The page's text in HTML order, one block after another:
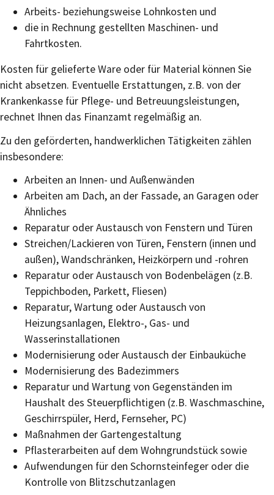
Arbeits- beziehungsweise Lohnkosten und
die in Rechnung gestellten Maschinen- und
Fahrtkosten.
Kosten für gelieferte Ware oder für Material können Sie
nicht absetzen. Eventuelle Erstattungen, z.B. von der
Krankenkasse für Pflege- und Betreuungsleistungen,
rechnet Ihnen das Finanzamt regelmäßig an.
Zu den geförderten, handwerklichen Tätigkeiten zählen
insbesondere:
Arbeiten an Innen- und Außenwänden
Arbeiten am Dach, an der Fassade, an Garagen oder
Ähnliches
Reparatur oder Austausch von Fenstern und Türen
Streichen/Lackieren von Türen, Fenstern (innen und
außen), Wandschränken, Heizkörpern und -rohren
Reparatur oder Austausch von Bodenbelägen (z.B.
Teppichboden, Parkett, Fliesen)
Reparatur, Wartung oder Austausch von
Heizungsanlagen, Elektro-, Gas- und
Wasserinstallationen
Modernisierung oder Austausch der Einbauküche
Modernisierung des Badezimmers
Reparatur und Wartung von Gegenständen im
Haushalt des Steuerpflichtigen (z.B. Waschmaschine,
Geschirrspüler, Herd, Fernseher, PC)
Maßnahmen der Gartengestaltung
Pflasterarbeiten auf dem Wohngrundstück sowie
Aufwendungen für den Schornsteinfeger oder die
Kontrolle von Blitzschutzanlagen